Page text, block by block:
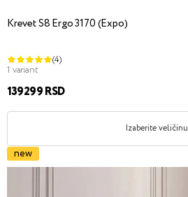
Krevet S8 Ergo 3170 (Expo)
(4)
1 variant
139299 RSD
Izaberite veličinu
new